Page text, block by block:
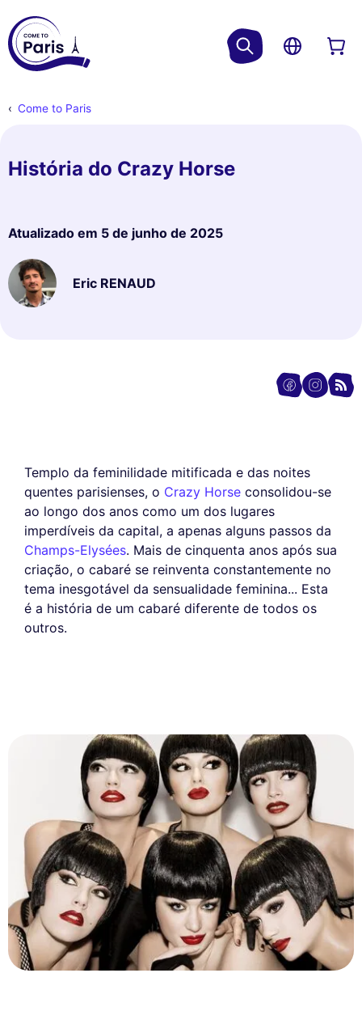
Come to Paris
História do Crazy Horse
Atualizado em 5 de junho de 2025
Eric RENAUD
Templo da feminilidade mitificada e das noites
quentes parisienses, o Crazy Horse consolidou-se
ao longo dos anos como um dos lugares
imperdíveis da capital, a apenas alguns passos da
Champs-Elysées. Mais de cinquenta anos após sua
criação, o cabaré se reinventa constantemente no
tema inesgotável da sensualidade feminina... Esta
é a história de um cabaré diferente de todos os
outros.